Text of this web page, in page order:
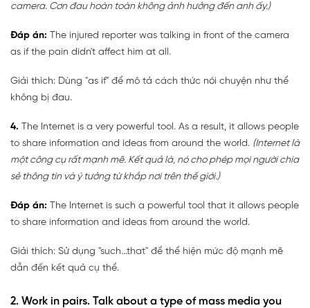
camera. Cơn đau hoàn toàn không ảnh hưởng đến anh ấy.)
Đáp án: The injured reporter was talking in front of the camera
as if the pain didn't affect him at all.
Giải thích: Dùng "as if" để mô tả cách thức nói chuyện như thể
không bị đau.
4. The Internet is a very powerful tool. As a result, it allows people
to share information and ideas from around the world. (Internet là
một công cụ rất mạnh mẽ. Kết quả là, nó cho phép mọi người chia
sẻ thông tin và ý tưởng từ khắp nơi trên thế giới.)
Đáp án: The Internet is such a powerful tool that it allows people
to share information and ideas from around the world.
Giải thích: Sử dụng "such...that" để thể hiện mức độ mạnh mẽ
dẫn đến kết quả cụ thể.
2. Work in pairs. Talk about a type of mass media you